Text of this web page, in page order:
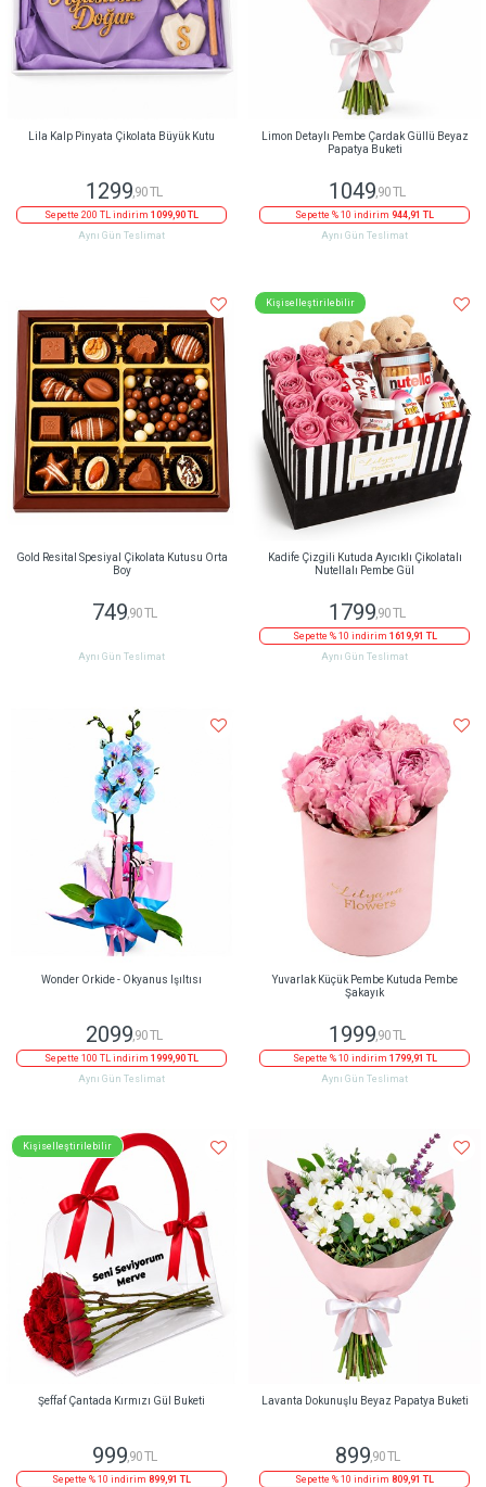
Lila Kalp Pinyata Çikolata Büyük Kutu
1299,90 TL
Sepette 200 TL indirim 1099,90 TL
Aynı Gün Teslimat
Limon Detaylı Pembe Çardak Güllü Beyaz
Papatya Buketi
1049,90 TL
Sepette % 10 indirim 944,91 TL
Aynı Gün Teslimat
Gold Resital Spesiyal Çikolata Kutusu Orta
Boy
749,90 TL
Aynı Gün Teslimat
Kişiselleştirilebilir
Kadife Çizgili Kutuda Ayıcıklı Çikolatalı
Nutellalı Pembe Gül
1799,90 TL
Sepette % 10 indirim 1619,91 TL
Aynı Gün Teslimat
Wonder Orkide - Okyanus Işıltısı
2099 ,90 TL
Sepette 100 TL indirim 1999,90 TL
Aynı Gün Teslimat
Yuvarlak Küçük Pembe Kutuda Pembe
Şakayık
1999 ,90 TL
Sepette % 10 indirim 1799,91 TL
Aynı Gün Teslimat
Kişiselleştirilebilir
Şeffaf Çantada Kırmızı Gül Buketi
999,90 TL
Sepette % 10 indirim 899,91 TL
Lavanta Dokunuşlu Beyaz Papatya Buketi
899,90 TL
Sepette % 10 indirim 809,91 TL